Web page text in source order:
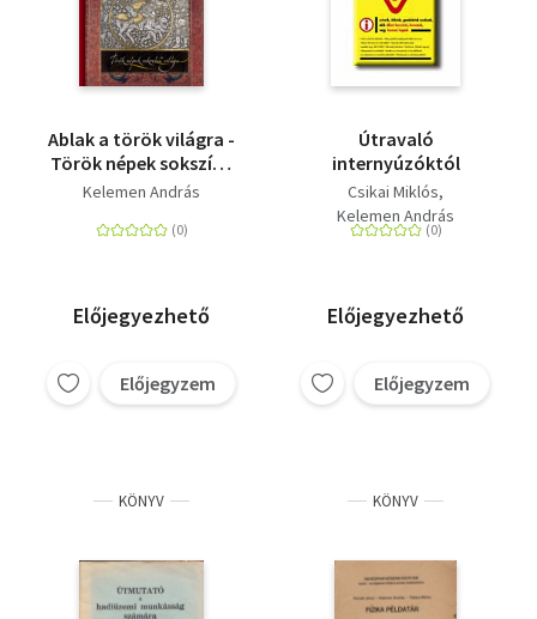
Ablak a török világra -
Török népek sokszínű
világa
Kelemen András
Előjegyezhető
Előjegyzem
Útravaló
internyúzóktól
Csikai Miklós
Kelemen András
Előjegyezhető
Előjegyzem
KÖNYV KÖNYV